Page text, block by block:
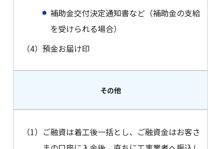
補助金交付決定通知書など（補助金の支給
を受けられる場合）
（4） 預金お届け印
その他
（1） ご融資は着工後一括とし、ご融資金はお客さ